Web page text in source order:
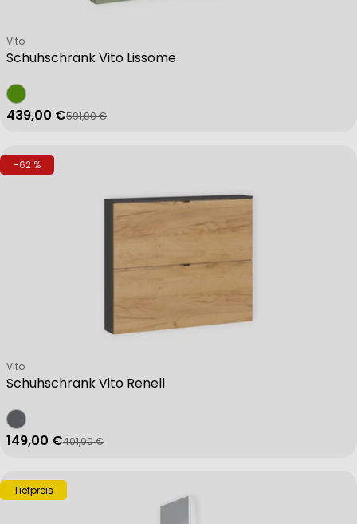
Schuhschrank Vito Lissome
Verkäufer:
Vito
Verkaufspreis
439,00 €
Regulärer Preis
591,00 €
-62 %
Schuhschrank Vito Renell
Verkäufer:
Vito
Verkaufspreis
149,00 €
Regulärer Preis
401,00 €
Tiefpreis